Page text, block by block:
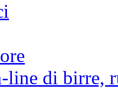
line di birre,